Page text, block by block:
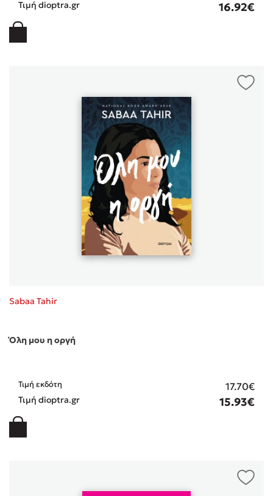
Τιμή dioptra.gr 16.92€
Sabaa Tahir
Όλη μου η οργή
Τιμή εκδότη 17.70€
Τιμή dioptra.gr 15.93€